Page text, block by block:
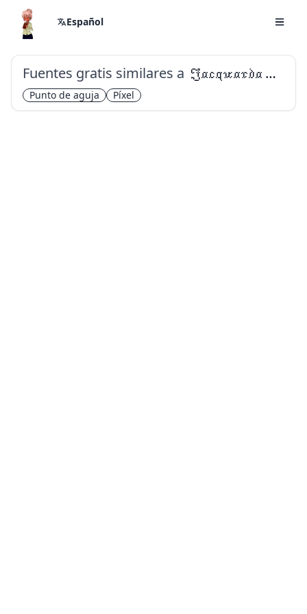
Español
Fuentes gratis similares a Jacquarda Bastarda 9
Punto de aguja Píxel